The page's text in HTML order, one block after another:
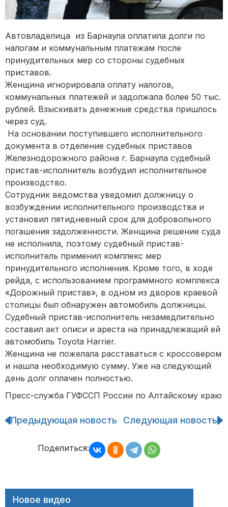
Автовладелица из Барнаула оплатила долги по
налогам и коммунальным платежам после
принудительных мер со стороны судебных
приставов.
Женщина игнорировала оплату налогов,
коммунальных платежей и задолжала более 50 тыс.
рублей. Взыскивать денежные средства пришлось
через суд.
На основании поступившего исполнительного
документа в отделение судебных приставов
Железнодорожного района г. Барнаула судебный
пристав-исполнитель возбудил исполнительное
производство.
Сотрудник ведомства уведомил должницу о
возбуждении исполнительного производства и
установил пятидневный срок для добровольного
погашения задолженности. Женщина решение суда
не исполнила, поэтому судебный пристав-
исполнитель применил комплекс мер
принудительного исполнения. Кроме того, в ходе
рейда, с использованием программного комплекса
«Дорожный пристав», в одном из дворов краевой
столицы был обнаружен автомобиль должницы.
Судебный пристав-исполнитель незамедлительно
составил акт описи и ареста на принадлежащий ей
автомобиль Toyota Harrier.
Женщина не пожелала расставаться с кроссовером
и нашла необходимую сумму. Уже на следующий
день долг оплачен полностью.
Пресс-служба ГУФССП России по Алтайскому краю
Навигация
записям
Предыдующая новость Следующая новость
Поделиться:
Новое видео